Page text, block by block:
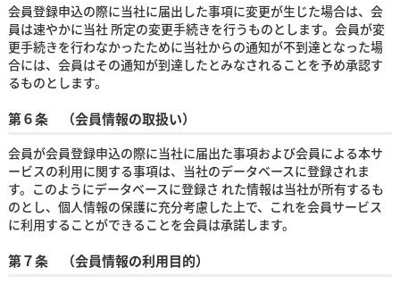
会員登録申込の際に当社に届出した事項に変更が生じた場合は、会
員は速やかに当社 所定の変更手続きを行うものとします。会員が変
更手続きを行わなかったために当社からの通知が不到達となった場
合には、会員はその通知が到達したとみなされることを予め承認す
るものとします。
第６条 （会員情報の取扱い）
会員が会員登録申込の際に当社に届出た事項および会員による本サ
ービスの利用に関する事項は、当社のデータベースに登録されま
す。このようにデータベースに登録さ れた情報は当社が所有するも
のとし、個人情報の保護に充分考慮した上で、これを会員サービス
に利用することができることを会員は承諾します。
第７条 （会員情報の利用目的）